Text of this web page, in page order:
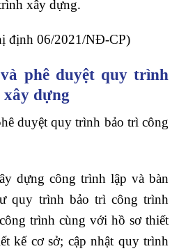
xây dựng.
định 06/2021/NĐ-CP)
phê duyệt quy trình
dựng
duyệt quy trình bảo trì công
dựng công trình lập và bàn
quy trình bảo trì công trình
trình cùng với hồ sơ thiết
kế cơ sở; cập nhật quy trình